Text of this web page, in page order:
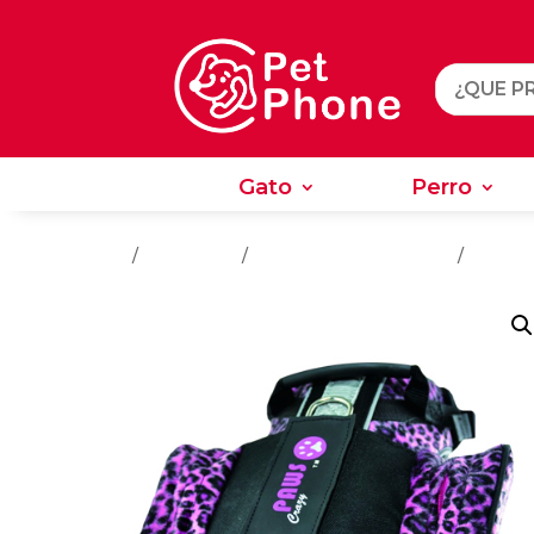
Gato Perro
/ / /